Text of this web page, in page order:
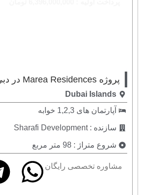
پروژه Marea Residences در دبی
Dubai Islands
آپارتمان های 1,2,3 خوابه
سازنده : Sharafi Development
شروع متراژ : 98 متر مربع
مشاوره تخصصی رایگان